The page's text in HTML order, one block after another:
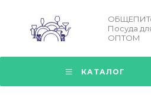
Посуда
ОПТОМ
КАТАЛОГ